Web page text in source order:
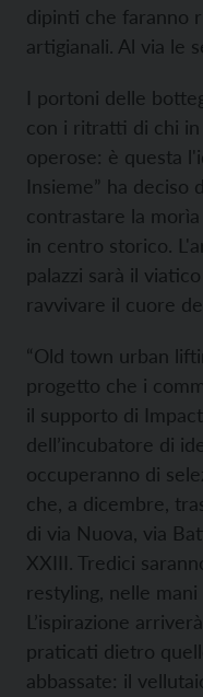
dipinti che faranno
artigianali. Al via le
I portoni delle
con i ritratti di chi in
operose: è questa
Insieme” ha deciso
contrastare la
in centro storico.
palazzi sarà il
ravvivare il cuore
“Old town urban
progetto che i
il supporto di
dell’incubatore di
occuperanno di
che, a dicembre,
di via Nuova, via
XXIII. Tredici
restyling, nelle
L’ispirazione
praticati dietro
abbassate: il